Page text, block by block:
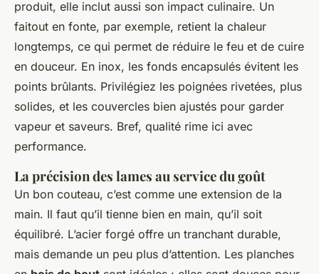
produit, elle inclut aussi son impact culinaire. Un
faitout en fonte, par exemple, retient la chaleur
longtemps, ce qui permet de réduire le feu et de cuire
en douceur. En inox, les fonds encapsulés évitent les
points brûlants. Privilégiez les poignées rivetées, plus
solides, et les couvercles bien ajustés pour garder
vapeur et saveurs. Bref, qualité rime ici avec
performance.
La précision des lames au service du goût
Un bon couteau, c’est comme une extension de la
main. Il faut qu’il tienne bien en main, qu’il soit
équilibré. L’acier forgé offre un tranchant durable,
mais demande un peu plus d’attention. Les planches